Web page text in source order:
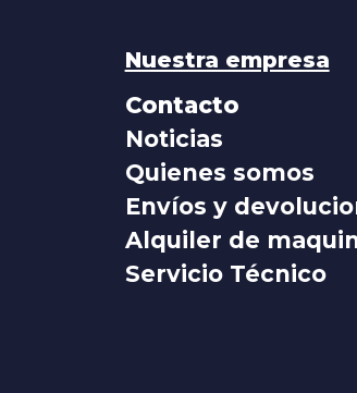
Nuestra empresa
Contacto
Noticias
Quienes somos
Envíos y
Alquiler de
Servicio Técnico